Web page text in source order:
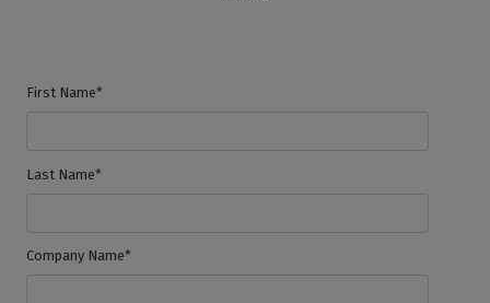
First Name*
Last Name*
Company Name*